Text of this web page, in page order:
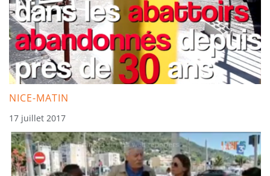
NICE-MATIN
17 juillet 2017